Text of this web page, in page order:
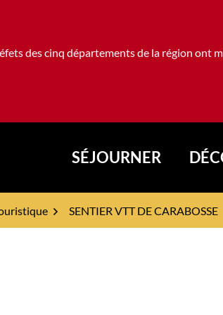
des cinq départements de la région ont
SÉJOURNER
SENTIER VTT DE CARABOSSE